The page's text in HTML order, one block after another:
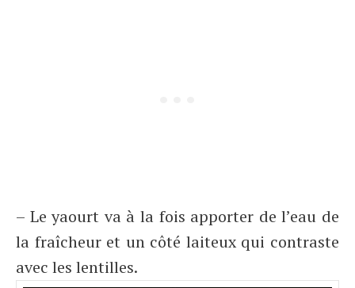
– Le yaourt va à la fois apporter de l’eau de
la fraîcheur et un côté laiteux qui contraste
avec les lentilles.